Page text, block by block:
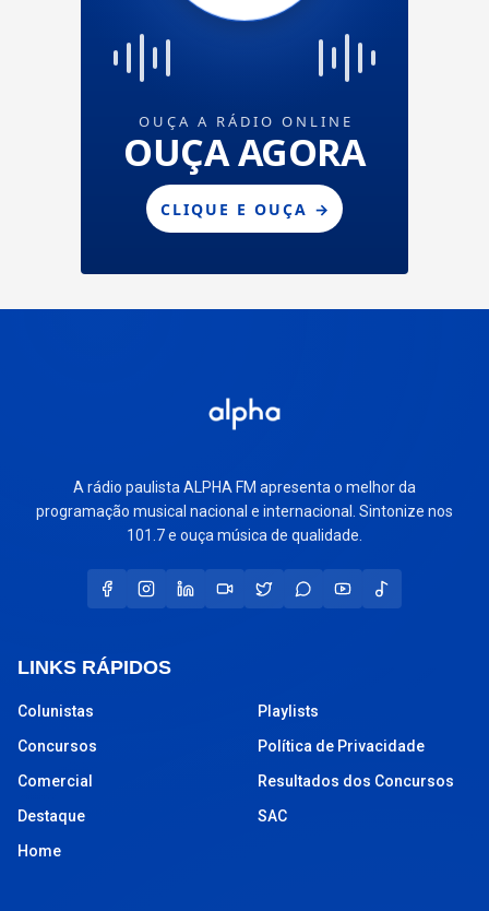
A rádio paulista ALPHA FM apresenta o melhor da
programação musical nacional e internacional. Sintonize nos
101.7 e ouça música de qualidade.
LINKS RÁPIDOS
Colunistas
Concursos
Comercial
Destaque
Home
Playlists
Política de Privacidade
Resultados dos Concursos
SAC